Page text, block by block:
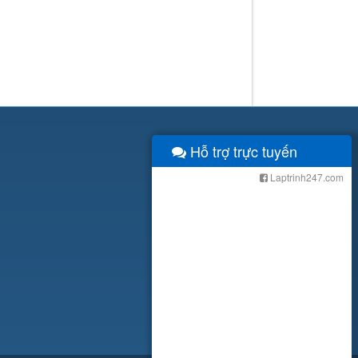
Hỗ trợ trực tuyến
Laptrinh247.com